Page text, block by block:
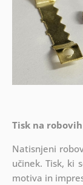
Tisk na robovih
Natisnjeni
učinek. Tisk, ki
motiva in